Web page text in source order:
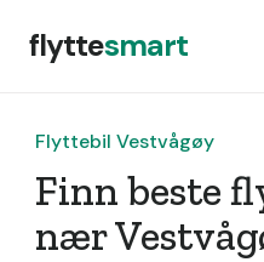
flyttesmart
Flyttebil Vestvågøy
Finn beste
nær